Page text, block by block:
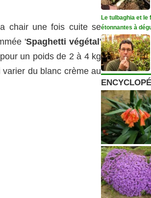
chair une fois cuite se
'Spaghetti végétal'
un poids de 2 à 4 kg
du blanc crème au
Le tulbaghia et
étonnantes à